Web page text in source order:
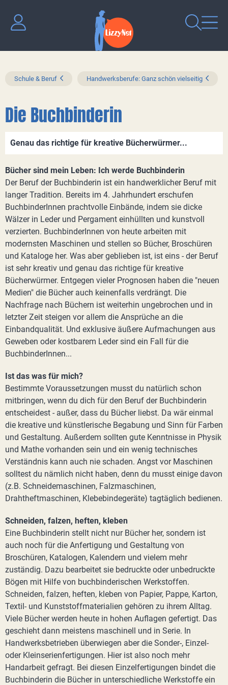
Schule & Beruf Handwerksberufe: Ganz schön vielseitig
Die Buchbinderin
Genau das richtige für kreative Bücherwürmer...
Bücher sind mein Leben: Ich werde Buchbinderin
Der Beruf der Buchbinderin ist ein handwerklicher Beruf mit
langer Tradition. Bereits im 4. Jahrhundert erschufen
BuchbinderInnen prachtvolle Einbände, indem sie dicke
Wälzer in Leder und Pergament einhüllten und kunstvoll
verzierten. BuchbinderInnen von heute arbeiten mit
modernsten Maschinen und stellen so Bücher, Broschüren
und Kataloge her. Was aber geblieben ist, ist eins - der Beruf
ist sehr kreativ und genau das richtige für kreative
Bücherwürmer. Entgegen vieler Prognosen haben die "neuen
Medien" die Bücher auch keinenfalls verdrängt. Die
Nachfrage nach Büchern ist weiterhin ungebrochen und in
letzter Zeit steigen vor allem die Ansprüche an die
Einbandqualität. Und exklusive äußere Aufmachungen aus
Geweben oder kostbarem Leder sind ein Fall für die
BuchbinderInnen...
Ist das was für mich?
Bestimmte Voraussetzungen musst du natürlich schon
mitbringen, wenn du dich für den Beruf der Buchbinderin
entscheidest - außer, dass du Bücher liebst. Da wär einmal
die kreative und künstlerische Begabung und Sinn für Farben
und Gestaltung. Außerdem sollten gute Kenntnisse in Physik
und Mathe vorhanden sein und ein wenig technisches
Verständnis kann auch nie schaden. Angst vor Maschinen
solltest du nämlich nicht haben, denn du musst einige davon
(z.B. Schneidemaschinen, Falzmaschinen,
Drahtheftmaschinen, Klebebindegeräte) tagtäglich bedienen.
Schneiden, falzen, heften, kleben
Eine Buchbinderin stellt nicht nur Bücher her, sondern ist
auch noch für die Anfertigung und Gestaltung von
Broschüren, Katalogen, Kalendern und vielem mehr
zuständig. Dazu bearbeitet sie bedruckte oder unbedruckte
Bögen mit Hilfe von buchbinderischen Werkstoffen.
Schneiden, falzen, heften, kleben von Papier, Pappe, Karton,
Textil- und Kunststoffmaterialien gehören zu ihrem Alltag.
Viele Bücher werden heute in hohen Auflagen gefertigt. Das
geschieht dann meistens maschinell und in Serie. In
Handwerksbetrieben überwiegen aber die Sonder-, Einzel-
oder Kleinserienfertigungen. Hier ist also noch mehr
Handarbeit gefragt. Bei diesen Einzelfertigungen bindet die
Buchbinderin die Bücher in unterschiedliche Werkstoffe ein